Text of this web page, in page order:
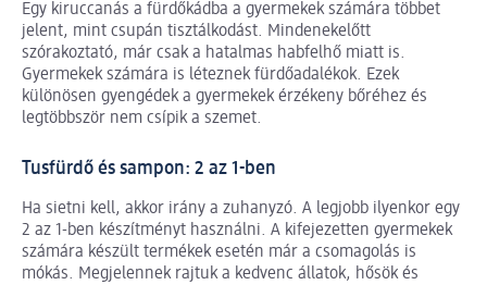
Egy kiruccanás a fürdőkádba a gyermekek számára többet
jelent, mint csupán tisztálkodást. Mindenekelőtt
szórakoztató, már csak a hatalmas habfelhő miatt is.
Gyermekek számára is léteznek fürdőadalékok. Ezek
különösen gyengédek a gyermekek érzékeny bőréhez és
legtöbbször nem csípik a szemet.
Tusfürdő és sampon: 2 az 1-ben
Ha sietni kell, akkor irány a zuhanyzó. A legjobb ilyenkor egy
2 az 1-ben készítményt használni. A kifejezetten gyermekek
számára készült termékek esetén már a csomagolás is
mókás. Megjelennek rajtuk a kedvenc állatok, hősök és